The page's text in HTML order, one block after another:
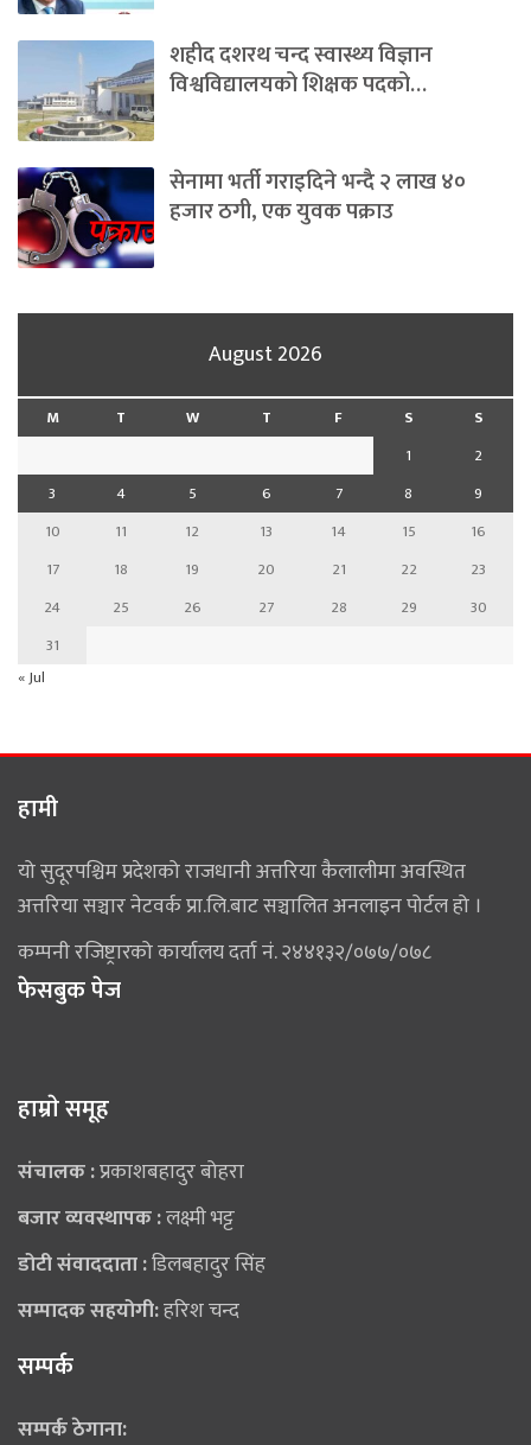
शहीद दशरथ चन्द स्वास्थ्य विज्ञान
विश्वविद्यालयको शिक्षक पदको…
सेनामा भर्ती गराइदिने भन्दै २ लाख ४०
हजार ठगी, एक युवक पक्राउ
August 2026
M T W T F S
S
1
2
3
4 5 6 7 8
9
10
11 12 13 14 15
16
17
18 19 20 21 22
23
24
25 26 27 28 29
30
31
« Jul
हामी
यो सुदूरपश्चिम प्रदेशको राजधानी अत्तरिया कैलालीमा अवस्थित
अत्तरिया सञ्चार नेटवर्क प्रा.लि.बाट सञ्चालित अनलाइन पोर्टल हो ।
कम्पनी रजिष्ट्रारको कार्यालय दर्ता नं. २४४१३२/०७७/०७८
फेसबुक पेज
हाम्राे समूह
संचालक :प्रकाशबहादुर बोहरा
बजार व्यवस्थापक :लक्ष्मी भट्ट
डोटी संवाददाता :डिलबहादुर सिंह
सम्पादक सहयोगी:हरिश चन्द
सम्पर्क
सम्पर्क ठेगाना: